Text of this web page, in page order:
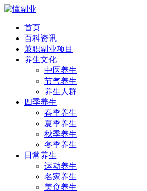
首页
百科资讯
兼职副业项目
养生文化
中医养生
节气养生
养生人群
四季养生
春季养生
夏季养生
秋季养生
冬季养生
日常养生
运动养生
名家养生
美食养生